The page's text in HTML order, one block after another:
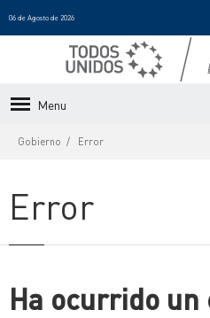
06 de Agosto de 2026
Menu
Gobierno Error
Error
Ha ocurrido